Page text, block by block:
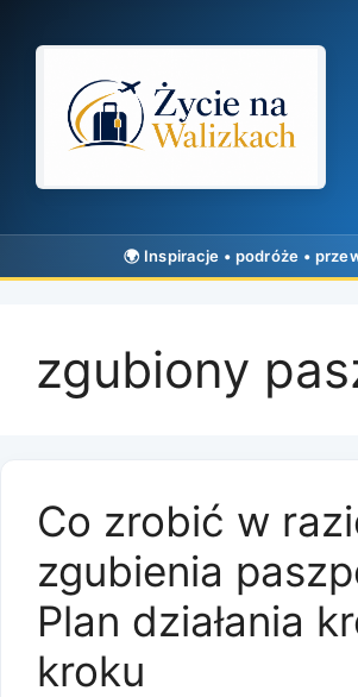
zgubiony
Co zrobić w
zgubienia
Plan działania
kroku